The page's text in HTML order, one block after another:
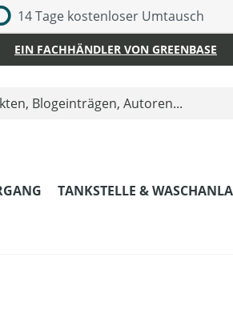
14 Tage kostenloser Umtausch
EIN FACHHÄNDLER VON GREENBASE
TANKSTELLE &